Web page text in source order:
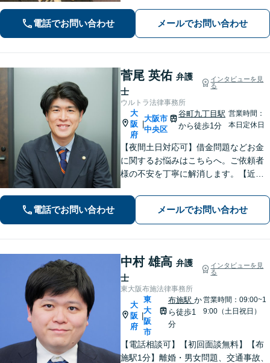
い、解決へと導きます。私たちが必ず
あなたの力になりますので、お気軽に
ご相談ください。
電話でお問い合わせ メールでお問い合わせ
菅尾 英佑 弁護
士
インタビューを見
る
ウルトラ法律事務所
大
阪
府
|
大阪市
中央区
谷町九丁目駅
から徒歩1分
営業時間：
本日定休日
【夜間土日対応可】借金問題などお金
に関するお悩みはこちらへ。ご依頼者
様の不安を丁寧に解消します。【近鉄
電話でお問い合わせ メールでお問い合わせ
中村 雄高 弁護
士
インタビューを見
る
東大阪布施法律事務所
大
阪
府
東
大
阪
市
布施駅 か
ら徒歩1
分
営業時間：09:00~1
9:00（土日祝日）
【電話相談可】【初回面談無料】【布
施駅1分】離婚・男女問題、交通事故、